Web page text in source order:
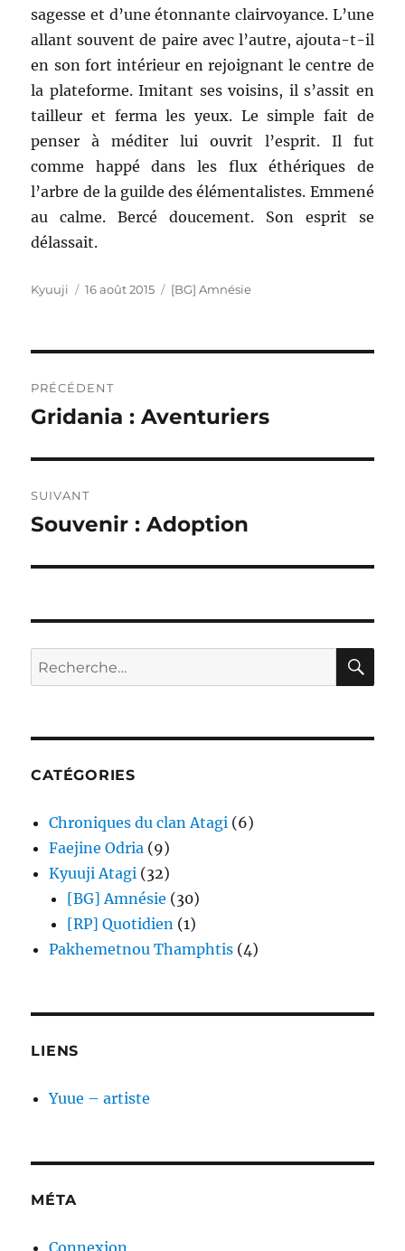
sagesse et d’une étonnante clairvoyance. L’une
allant souvent de paire avec l’autre, ajouta-t-il
en son fort intérieur en rejoignant le centre de
la plateforme. Imitant ses voisins, il s’assit en
tailleur et ferma les yeux. Le simple fait de
penser à méditer lui ouvrit l’esprit. Il fut
comme happé dans les flux éthériques de
l’arbre de la guilde des élémentalistes. Emmené
au calme. Bercé doucement. Son esprit se
délassait.
Auteur
Kyuuji
Publié
16 août 2015 Catégories
[BG] Amnésie
de
PRÉCÉDENT
Publication
Gridania : Aventuriers
SUIVANT
Publication
Souvenir : Adoption
Recherche
pour :
CATÉGORIES
Chroniques du clan Atagi (6)
Faejine Odria (9)
Kyuuji Atagi (32)
[BG] Amnésie (30)
[RP] Quotidien (1)
Pakhemetnou Thamphtis (4)
LIENS
Yuue – artiste
MÉTA